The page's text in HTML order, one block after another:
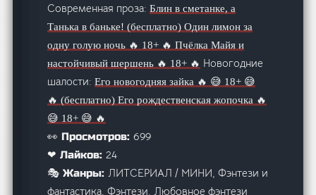
Современная проза:Блин в сметанке, а
Танька в баньке! (бесплатно) Один лимон за
одну голую ночь 🔥 18+ 🔥 Пчёлка Майя и
настойчивый шершень 🔥 18+ 🔥 Новогодние
шалости:Его новогодняя зайка 🔥 😅 18+ 😅
🔥 (бесплатно) Его рождественская жопочка 🔥
😅 18+ 😅 🔥
👀 Просмотров:699
❤ Лайков:24
🎭 Жанры:ЛИТСЕРИАЛ / МИНИ, Фэнтези и
фантастика, Фэнтези, Любовное фэнтези